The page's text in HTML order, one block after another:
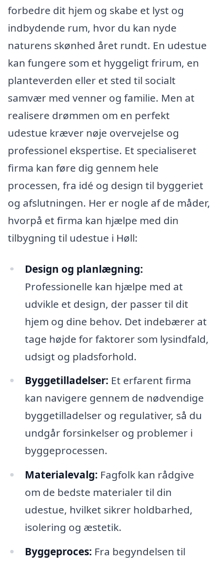
forbedre dit hjem og skabe et lyst og
indbydende rum, hvor du kan nyde
naturens skønhed året rundt. En udestue
kan fungere som et hyggeligt frirum, en
planteverden eller et sted til socialt
samvær med venner og familie. Men at
realisere drømmen om en perfekt
udestue kræver nøje overvejelse og
professionel ekspertise. Et specialiseret
firma kan føre dig gennem hele
processen, fra idé og design til byggeriet
og afslutningen. Her er nogle af de måder,
hvorpå et firma kan hjælpe med din
tilbygning til udestue i Høll:
Design og planlægning:
Professionelle kan hjælpe med at
udvikle et design, der passer til dit
hjem og dine behov. Det indebærer at
tage højde for faktorer som lysindfald,
udsigt og pladsforhold.
Byggetilladelser: Et erfarent firma
kan navigere gennem de nødvendige
byggetilladelser og regulativer, så du
undgår forsinkelser og problemer i
byggeprocessen.
Materialevalg: Fagfolk kan rådgive
om de bedste materialer til din
udestue, hvilket sikrer holdbarhed,
isolering og æstetik.
Byggeproces: Fra begyndelsen til